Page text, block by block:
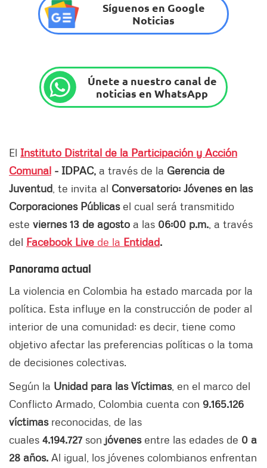
Síguenos en Google
Noticias
Únete a nuestro canal de
noticias en WhatsApp
El Instituto Distrital de la Participación y Acción
Comunal - IDPAC, a través de la Gerencia de
Juventud , te invita al Conversatorio: Jóvenes en las
Corporaciones Públicasel cual será transmitido
este viernes 13 de agosto a las 06:00 p.m. , a través
del Facebook Live de la Entidad.
Panorama actual
La violencia en Colombia ha estado marcada por la
política. Esta influye en la construcción de poder al
interior de una comunidad; es decir, tiene como
objetivo afectar las preferencias políticas o la toma
de decisiones colectivas.
Según la Unidad para las Víctimas, en el marco del
Conflicto Armado, Colombia cuenta con 9.165.126
víctimasreconocidas, de las
cuales 4.194.727 son jóvenesentre las edades de 0 a
28 años. Al igual, los jóvenes colombianos enfrentan